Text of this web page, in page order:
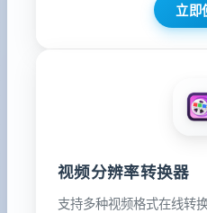
立即
视频分辨率转换器
支持多种视频格式在线转